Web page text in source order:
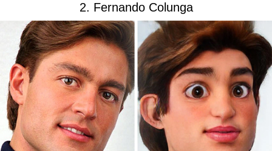
2. Fernando Colunga